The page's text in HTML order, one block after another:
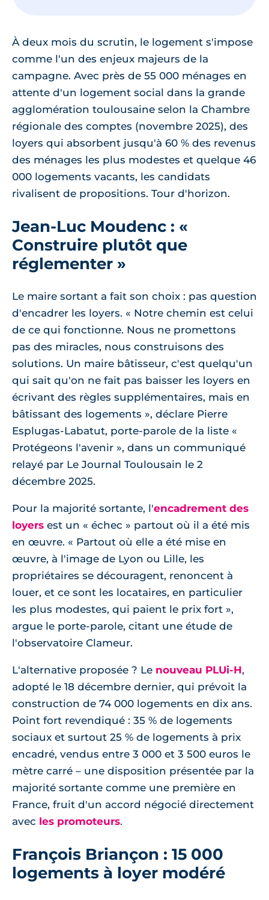
À deux mois du scrutin, le logement s'impose
comme l'un des enjeux majeurs de la
campagne. Avec près de 55 000 ménages en
attente d'un logement social dans la grande
agglomération toulousaine selon la Chambre
régionale des comptes (novembre 2025), des
loyers qui absorbent jusqu'à 60 % des revenus
des ménages les plus modestes et quelque 46
000 logements vacants, les candidats
rivalisent de propositions. Tour d'horizon.
Jean-Luc Moudenc : «
Construire plutôt que
réglementer »
Le maire sortant a fait son choix : pas question
d'encadrer les loyers. « Notre chemin est celui
de ce qui fonctionne. Nous ne promettons
pas des miracles, nous construisons des
solutions. Un maire bâtisseur, c'est quelqu'un
qui sait qu'on ne fait pas baisser les loyers en
écrivant des règles supplémentaires, mais en
bâtissant des logements », déclare Pierre
Esplugas-Labatut, porte-parole de la liste «
Protégeons l'avenir », dans un communiqué
relayé par Le Journal Toulousain le 2
décembre 2025.
Pour la majorité sortante, l'encadrement des
loyers est un « échec » partout où il a été mis
en œuvre. « Partout où elle a été mise en
œuvre, à l'image de Lyon ou Lille, les
propriétaires se découragent, renoncent à
louer, et ce sont les locataires, en particulier
les plus modestes, qui paient le prix fort »,
argue le porte-parole, citant une étude de
l'observatoire Clameur.
L'alternative proposée ? Le nouveau PLUi-H,
adopté le 18 décembre dernier, qui prévoit la
construction de 74 000 logements en dix ans.
Point fort revendiqué : 35 % de logements
sociaux et surtout 25 % de logements à prix
encadré, vendus entre 3 000 et 3 500 euros le
mètre carré – une disposition présentée par la
majorité sortante comme une première en
France, fruit d'un accord négocié directement
avec les promoteurs.
François Briançon : 15 000
logements à loyer modéré